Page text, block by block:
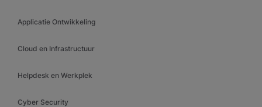
Applicatie Ontwikkeling
Cloud en Infrastructuur
Helpdesk en Werkplek
Cyber Security